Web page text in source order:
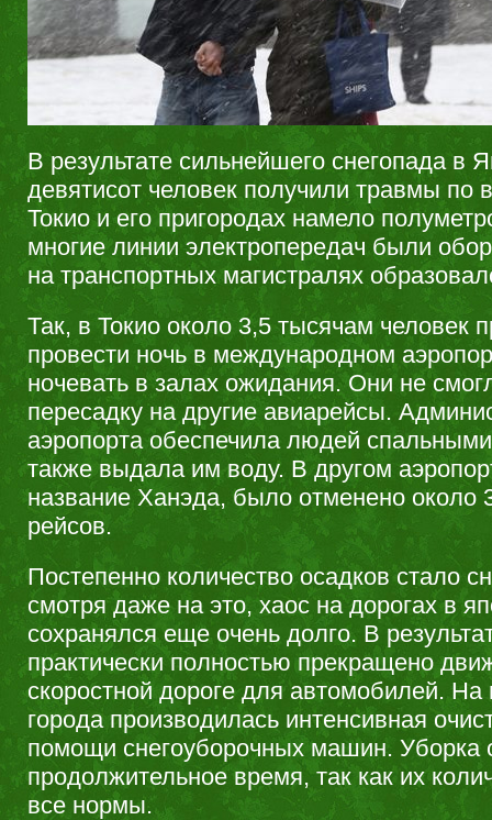
В результате сильнейшего снегопада в
девятисот человек получили травмы по
Токио и его пригородах намело
многие линии электропередач были
на транспортных магистралях
Так, в Токио около 3,5 тысячам человек
провести ночь в международном
ночевать в залах ожидания. Они не
пересадку на другие авиарейсы.
аэропорта обеспечила людей
также выдала им воду. В другом
название Ханэда, было отменено около
рейсов.
Постепенно количество осадков стало
смотря даже на это, хаос на дорогах в
сохранялся еще очень долго. В
практически полностью прекращено
скоростной дороге для автомобилей. На
города производилась интенсивная
помощи снегоуборочных машин. Уборка
продолжительное время, так как их
все нормы.